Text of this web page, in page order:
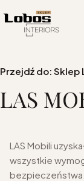
Przejdź do: Sklep
LAS
LAS Mobili
wszystkie
bezpieczeństwa.